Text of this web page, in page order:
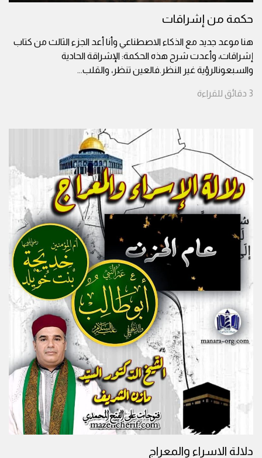
حكمة من إشراقات
هنا موعد جديد مع الذكاء الاصطناعي وأنا أعد الجزء الثالث من كتاب
إشراقات، وأعدت شرح هذه الحكمة: الإشراقة الحادية
والسبعونالرؤية غير النظر.فالعين تنظر، والقلب...
3 دقائق للقراءة
دلالة الاسراء والمعراج